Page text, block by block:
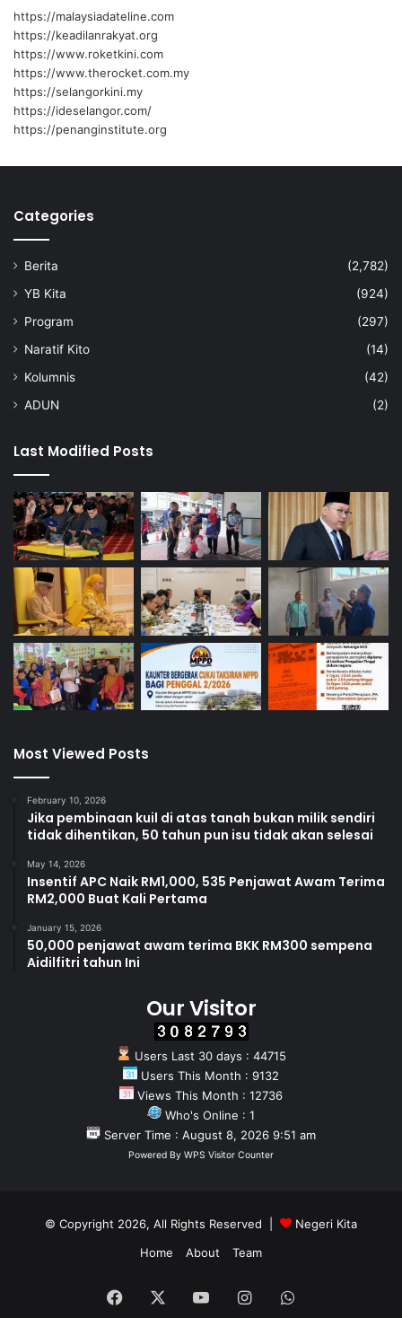
a
,
p
e
r
l
u
s
k
i
a
r
m
https://malaysiadateline.com
https://keadilanrakyat.org
https://www.roketkini.com
https://www.therocket.com.my
https://selangorkini.my
https://ideselangor.com/
https://penanginstitute.org
Categories
Berita
(2,782)
YB Kita
(924)
Program
(297)
Naratif Kito
(14)
Kolumnis
(42)
ADUN
(2)
Last Modified Posts
Most Viewed Posts
February 10, 2026
Jika pembinaan kuil di atas tanah bukan milik sendiri
tidak dihentikan, 50 tahun pun isu tidak akan selesai
May 14, 2026
Insentif APC Naik RM1,000, 535 Penjawat Awam Terima
RM2,000 Buat Kali Pertama
January 15, 2026
50,000 penjawat awam terima BKK RM300 sempena
Aidilfitri tahun Ini
Our Visitor
Users Last 30 days : 44715
Users This Month : 9132
Views This Month : 12736
Who's Online : 1
Server Time : August 8, 2026 9:51 am
Powered By WPS Visitor Counter
© Copyright 2026, All Rights Reserved |
Negeri Kita
Home
About Team
Facebook YouTubeInstagramWhatsApp